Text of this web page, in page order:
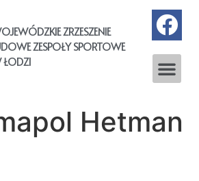
ZRZESZENIE
ZESPOŁY SPORTOWE
ŁODZI
Hetman